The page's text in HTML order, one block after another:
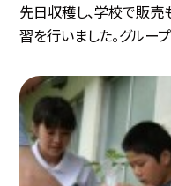
先日収穫し、学校で販売
習を行いました。グルー